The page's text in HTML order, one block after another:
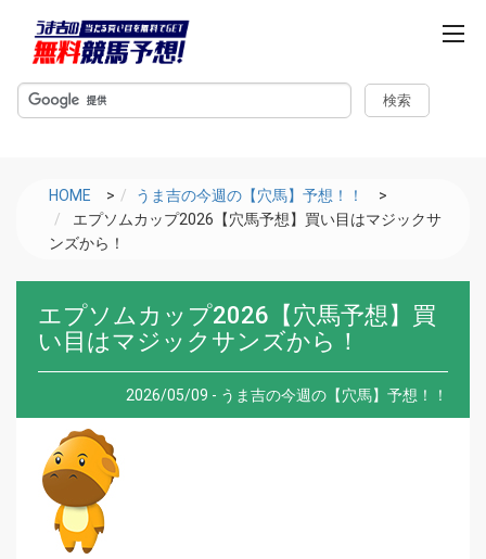
m
e
HOME > うま吉の今週の【穴馬】予想！！
>
エプソムカップ2026【穴馬予想】買い目はマジックサ
ンズから！
エプソムカップ2026【穴馬予想】買
い目はマジックサンズから！
2026/05/09 - うま吉の今週の【穴馬】予想！！